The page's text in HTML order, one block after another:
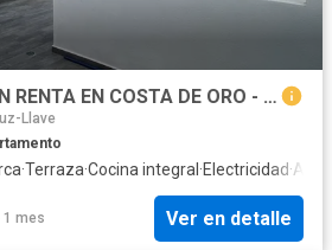
DEPARTAMENTO EN RENTA EN COSTA DE ORO - BOCA DEL RIO
Llave
·Terraza·Cocina integral ·Electricidad·Agua
mes Ver en detalle